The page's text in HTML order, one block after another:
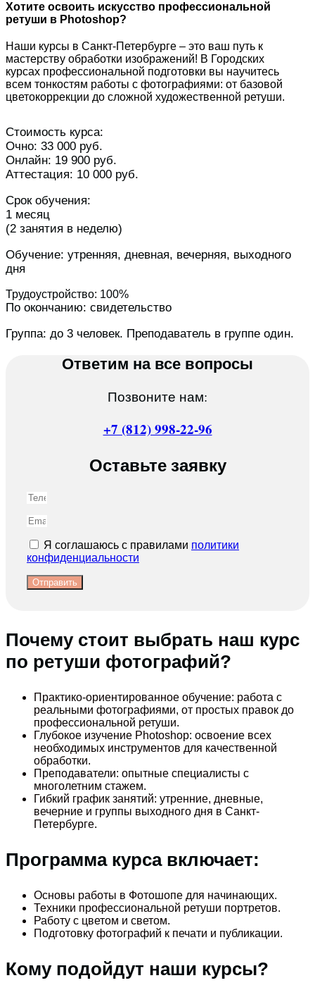
Хотите освоить искусство профессиональной
ретуши в Photoshop?
Наши курсы в Санкт-Петербурге – это ваш путь к
мастерству обработки изображений! В Городских
курсах профессиональной подготовки вы научитесь
всем тонкостям работы с фотографиями: от базовой
цветокоррекции до сложной художественной ретуши.
Стоимость курса:
Очно: 33 000 руб.
Онлайн: 19 900 руб.
Аттестация: 10 000 руб.
Срок обучения:
1 месяц
(2 занятия в неделю)
Обучение: утренняя, дневная, вечерняя, выходного
дня
Трудоустройство: 100%
По окончанию: свидетельство
Группа: до 3 человек. Преподаватель в группе один.
Ответим на все вопросы
Позвоните нам:
+7 (812) 998-22-96
Оставьте заявку
Я соглашаюсь с правилами политики
конфиденциальности
Отправить
Почему стоит выбрать наш курс
по ретуши фотографий?
Практико-ориентированное обучение: работа с
реальными фотографиями, от простых правок до
профессиональной ретуши.
Глубокое изучение Photoshop: освоение всех
необходимых инструментов для качественной
обработки.
Преподаватели: опытные специалисты с
многолетним стажем.
Гибкий график занятий: утренние, дневные,
вечерние и группы выходного дня в Санкт-
Петербурге.
Программа курса включает:
Основы работы в Фотошопе для начинающих.
Техники профессиональной ретуши портретов.
Работу с цветом и светом.
Подготовку фотографий к печати и публикации.
Кому подойдут наши курсы?